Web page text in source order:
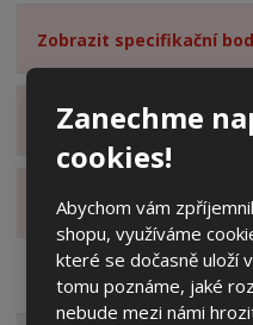
Zanechme
cookies!
Abychom vám
shopu, využíváme
které se dočasně uloží
tomu poznáme, jaké
nebude mezi námi
Zobrazit specifikační
Zobrazit technické
Zobrazit hodnocení